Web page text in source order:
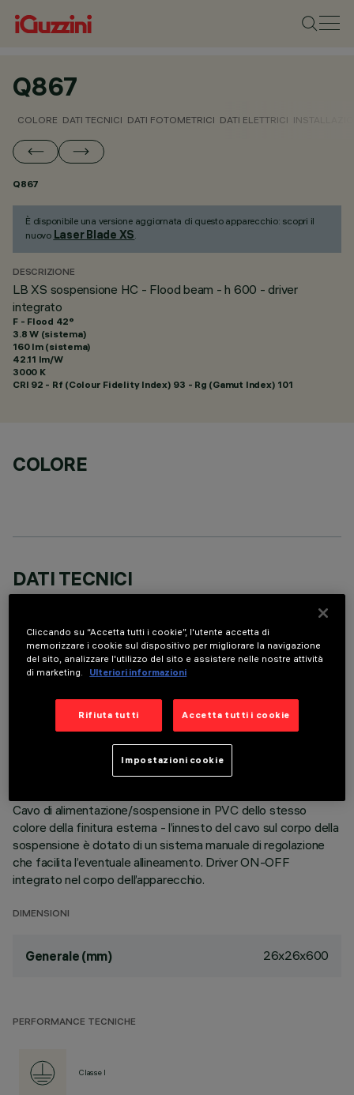
Q867
COLORE DATI TECNICI DATI FOTOMETRICI DATI ELETTRICI
Q867
È disponibile una versione aggiornata di questo apparecchio: scopri il
nuovo Laser Blade XS.
DESCRIZIONE
LB XS sospensione HC - Flood beam - h 600 - driver
integrato
F - Flood 42°
3.8 W (sistema)
160 lm (sistema)
42.11 lm/W
3000 K
CRI 92 - Rf (Colour Fidelity Index) 93 - Rg (Gamut Index) 101
COLORE
DATI TECNICI
DESCRIZIONE
Sospensione miniaturizzata con sorgente LED, indicata per
extra-compatte del prodotto, la tecnologia brevettata del
sistema ottico garantisce un flusso efficace ed un elevato
comfort visivo. Riflettore Opti-Beam ad alta definizione in
termoplastico metallizzato. Corpo principale e gruppo tecnico
di dissipazione in alluminio estruso. Rosone a soffitto in
Cavo di alimentazione/sospensione in PVC dello stesso
colore della finitura esterna - l’innesto del cavo sul corpo della
sospensione è dotato di un sistema manuale di regolazione
che facilita l’eventuale allineamento. Driver ON-OFF
integrato nel corpo dell’apparecchio.
DIMENSIONI
Generale (mm) 26x26x600
PERFORMANCE TECNICHE
Classe I
Cliccando su “Accetta tutti i cookie”, l'utente accetta di
memorizzare i cookie sul dispositivo per migliorare la navigazione
del sito, analizzare l'utilizzo del sito e assistere nelle nostre attività
di marketing.
Ulteriori informazioni
Rifiuta tutti Accetta tutti i cookie
Impostazioni cookie